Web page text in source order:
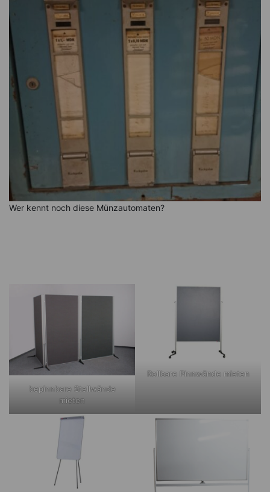
Wer kennt noch diese Münzautomaten?
bepinnbare Stellwände
mieten
Rollbare Pinnwände mieten